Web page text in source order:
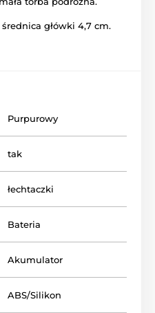
średnica główki 4,7 cm.
Purpurowy
tak
łechtaczki
Bateria
Akumulator
ABS/Silikon